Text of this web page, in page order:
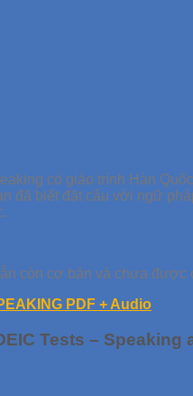
có giáo trình Hàn
đã biết đặt câu với ngữ
còn cơ bản và chưa
PDF + Audio
Tests – Speaking